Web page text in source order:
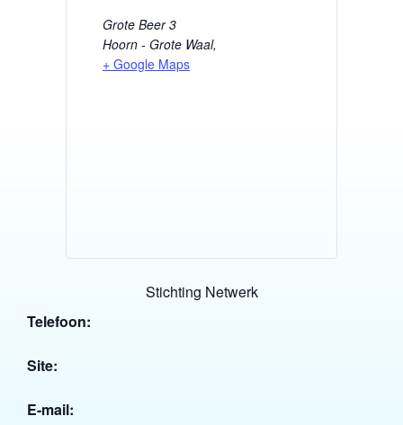
Grote Beer 3
Hoorn - Grote Waal,
+ Google Maps
Stichting Netwerk
Telefoon:
Site:
E-mail: